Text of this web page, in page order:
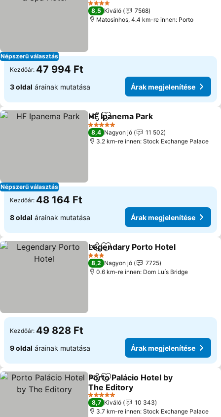
Népszerű választás
4 Kategória
8,5 Kiváló
7568
Matosinhos, 4.4 km-re innen: Porto
Kezdőár: 47 994 Ft
3 oldal árainak mutatása Árak megjelenítése
Népszerű választás
Megosztás
Hozzáadás a kedvencekhez
HF Ipanema Park
5 Kategória
8,4 Nagyon jó
11 502
3.2 km-re innen: Stock Exchange Palace
Kezdőár: 48 164 Ft
8 oldal árainak mutatása Árak megjelenítése
MegosztásHozzáadás a kedvencekhez
Legendary Porto Hotel
3 Kategória
8,2 Nagyon jó
7725
0.6 km-re innen: Dom Luís Bridge
Kezdőár: 49 828 Ft
9 oldal árainak mutatása Árak megjelenítése
Megosztás
Hozzáadás a kedvencekhez
Porto Palácio Hotel by
The Editory
5 Kategória
8,7 Kiváló
10 343
3.7 km-re innen: Stock Exchange Palace